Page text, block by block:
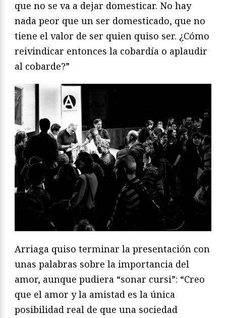
que no se va a dejar domesticar. No hay
nada peor que un ser domesticado, que no
tiene el valor de ser quien quiso ser. ¿Cómo
reivindicar entonces la cobardía o aplaudir
al cobarde?”
Arriaga quiso terminar la presentación con
unas palabras sobre la importancia del
amor, aunque pudiera “sonar cursi”: “Creo
que el amor y la amistad es la única
posibilidad real de que una sociedad